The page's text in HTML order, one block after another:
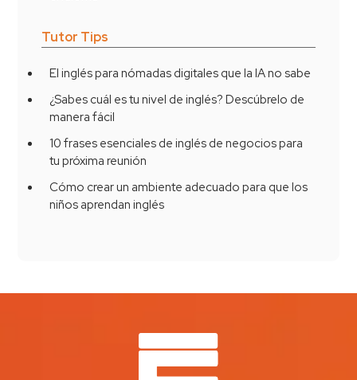
Tutor Tips
El inglés para nómadas digitales que la IA no sabe
¿Sabes cuál es tu nivel de inglés? Descúbrelo de
manera fácil
10 frases esenciales de inglés de negocios para
tu próxima reunión
Cómo crear un ambiente adecuado para que los
niños aprendan inglés